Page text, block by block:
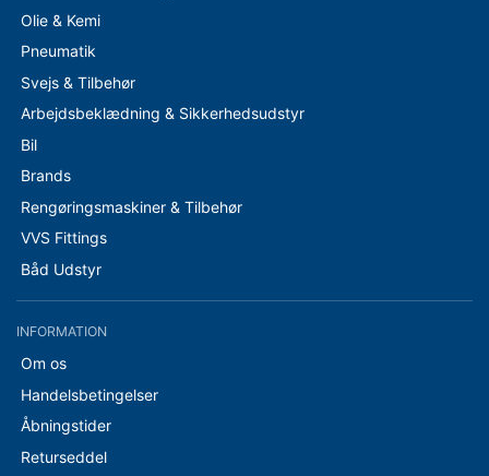
Olie & Kemi
Pneumatik
Svejs & Tilbehør
Arbejdsbeklædning & Sikkerhedsudstyr
Bil
Brands
Rengøringsmaskiner & Tilbehør
VVS Fittings
Båd Udstyr
INFORMATION
Om os
Handelsbetingelser
Åbningstider
Returseddel